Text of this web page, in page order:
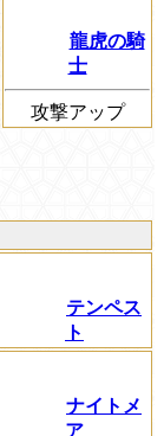
龍虎の騎
士
攻撃アップ
テンペス
ト
ナイトメ
ア